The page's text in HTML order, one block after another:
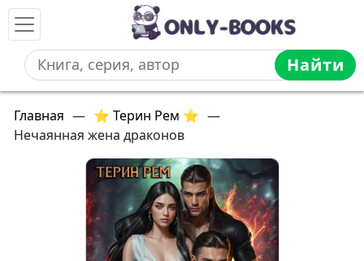
Найти
Главная — ⭐ Терин Рем ⭐ —
Нечаянная жена драконов